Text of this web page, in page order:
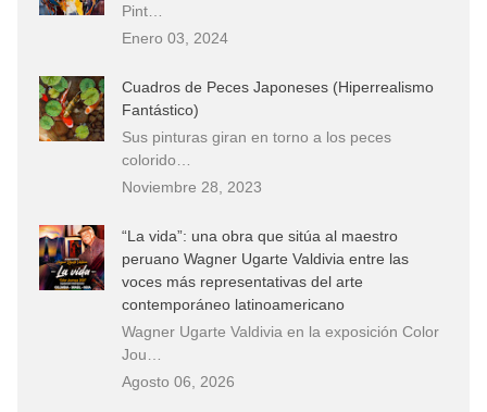
El mundo del arte en pintura surrealista
Pint…
Enero 03, 2024
Cuadros de Peces Japoneses (Hiperrealismo
Fantástico)
Sus pinturas giran en torno a los peces
colorido…
Noviembre 28, 2023
“La vida”: una obra que sitúa al maestro
peruano Wagner Ugarte Valdivia entre las
voces más representativas del arte
contemporáneo latinoamericano
Wagner Ugarte Valdivia en la exposición Color
Jou…
Agosto 06, 2026